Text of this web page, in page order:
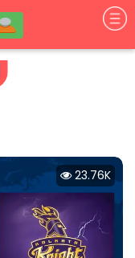
শর্ট ফিল্ম ফেস্টিভ্যাল
23.76K